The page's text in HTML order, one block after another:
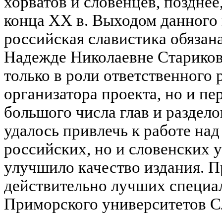
конца XX в. Выходом данного
российская славистика
Надежде Николаевне
только в роли ответственного
организатора проекта, но и
большого числа глав и
удалось привлечь к работе
российских, но и словенских
улучшило качество издания.
действительно лучших
Приморского университетов